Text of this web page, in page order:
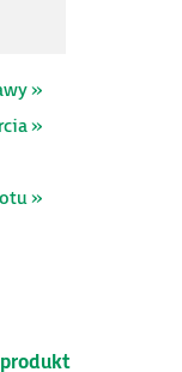
»
»
»